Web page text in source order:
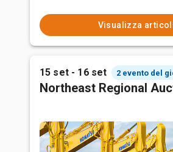
Visualizza
15 set - 16 set 2 evento del
Northeast Regional